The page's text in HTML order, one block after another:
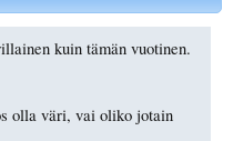
kuin tämän vuotinen.
olla väri, vai oliko jotain